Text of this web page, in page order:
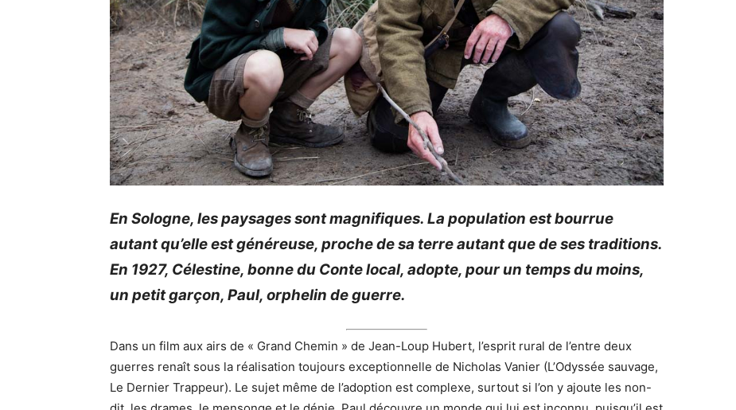
En Sologne, les paysages sont magnifiques. La population est bourrue
autant qu’elle est généreuse, proche de sa terre autant que de ses traditions.
En 1927, Célestine, bonne du Conte local, adopte, pour un temps du moins,
un petit garçon, Paul, orphelin de guerre.
Dans un film aux airs de « Grand Chemin » de Jean-Loup Hubert, l’esprit rural de l’entre deux
guerres renaît sous la réalisation toujours exceptionnelle de Nicholas Vanier (L’Odyssée sauvage,
Le Dernier Trappeur). Le sujet même de l’adoption est complexe, surtout si l’on y ajoute les non-